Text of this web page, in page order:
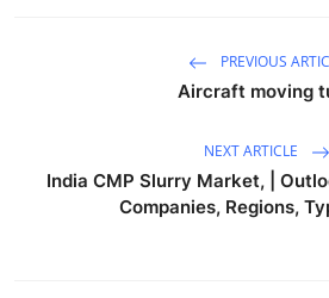
PREVIOUS
Aircraft moving
NEXT ARTICLE
India CMP Slurry Market, |
Companies, Regions,